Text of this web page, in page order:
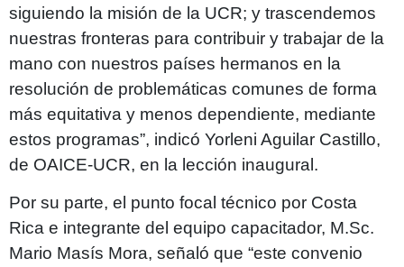
siguiendo la misión de la UCR; y trascendemos
nuestras fronteras para contribuir y trabajar de la
mano con nuestros países hermanos en la
resolución de problemáticas comunes de forma
más equitativa y menos dependiente, mediante
estos programas”, indicó Yorleni Aguilar Castillo,
de OAICE-UCR, en la lección inaugural.
Por su parte, el punto focal técnico por Costa
Rica e integrante del equipo capacitador, M.Sc.
Mario Masís Mora, señaló que “este convenio